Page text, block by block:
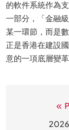
的軟件系統作為
一部分，「金融
某一環節，而是
正是香港在建設
意的一項底層變革